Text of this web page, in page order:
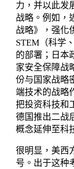
力，并以此发
战略。例如，
战略》，强化
STEM（科学
的部署；日本
家安全保障战
份与国家战略
端技术的战略
把投资科技和
德国推出二战
概念延伸至科
很明显，美西
号。出于这种